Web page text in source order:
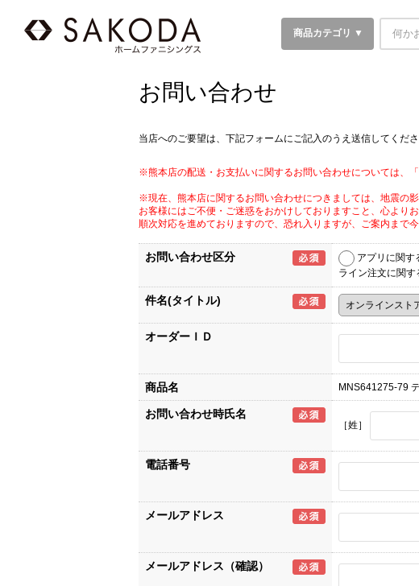
商品カテゴリ ▼
お問い合わせ
当店へのご要望は、下記フォームにご記入のうえ送信してくださ
※熊本店の配送・お支払いに関するお問い合わせについては、
※現在、熊本店に関するお問い合わせにつきましては、地震の
お客様にはご不便・ご迷惑をおかけしておりますこと、心よりお
順次対応を進めておりますので、恐れ入りますが、ご案内まで
お問い合わせ区分 アプリに関す
ライン注文に関
件名(タイトル)
オーダーＩＤ
商品名 MNS641275-79
お問い合わせ時氏名
［姓］
電話番号
メールアドレス
メールアドレス（確認）